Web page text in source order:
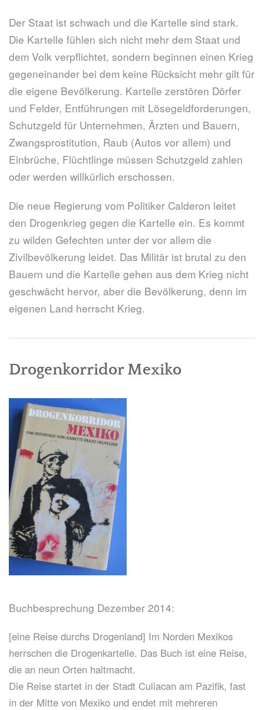
Der Staat ist schwach und die Kartelle sind stark.
Die Kartelle fühlen sich nicht mehr dem Staat und
dem Volk verpflichtet, sondern beginnen einen Krieg
gegeneinander bei dem keine Rücksicht mehr gilt für
die eigene Bevölkerung. Kartelle zerstören Dörfer
und Felder, Entführungen mit Lösegeldforderungen,
Schutzgeld für Unternehmen, Ärzten und Bauern,
Zwangsprostitution, Raub (Autos vor allem) und
Einbrüche, Flüchtlinge müssen Schutzgeld zahlen
oder werden willkürlich erschossen.
Die neue Regierung vom Politiker Calderon leitet
den Drogenkrieg gegen die Kartelle ein. Es kommt
zu wilden Gefechten unter der vor allem die
Zivilbevölkerung leidet. Das Militär ist brutal zu den
Bauern und die Kartelle gehen aus dem Krieg nicht
geschwächt hervor, aber die Bevölkerung, denn im
eigenen Land herrscht Krieg.
Drogenkorridor Mexiko
Buchbesprechung Dezember 2014:
[eine Reise durchs Drogenland] Im Norden Mexikos
herrschen die Drogenkartelle. Das Buch ist eine Reise,
die an neun Orten haltmacht.
Die Reise startet in der Stadt Culiacan am Pazifik, fast
in der Mitte von Mexiko und endet mit mehreren